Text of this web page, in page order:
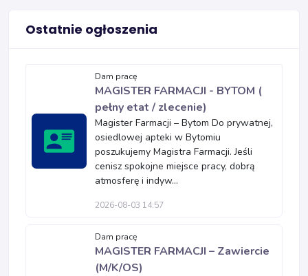
Ostatnie ogłoszenia
Dam pracę
MAGISTER FARMACJI - BYTOM (
pełny etat / zlecenie)
Magister Farmacji – Bytom Do prywatnej,
osiedlowej apteki w Bytomiu
poszukujemy Magistra Farmacji. Jeśli
cenisz spokojne miejsce pracy, dobrą
atmosferę i indyw...
2026-08-03 14:57
Dam pracę
MAGISTER FARMACJI – Zawiercie
(M/K/OS)